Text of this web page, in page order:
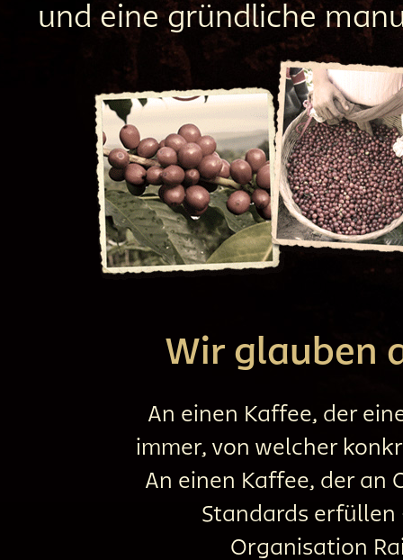
und eine gründliche
Wir glauben
An einen Kaffee, der
immer, von welcher
An einen Kaffee, der an
Standards erfüllen
Organisation